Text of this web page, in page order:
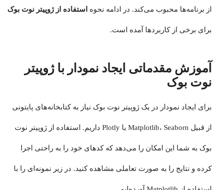
از برنامه‌ها محبوب می‌کند. در ادامه نحوه استفاده از ژوپیتر نوت بوک
برای برخی از کاربردها آمده است.
آموزش مقدماتی ایجاد نمودار با ژوپیتر
نوت بوک
برای ایجاد نمودار در یک ژوپیتر نوت بوک نیاز به کتابخانه‌های پایتونی
از قبیل Matplotlib، Seaborn یا Plotly داریم. استفاده از ژوپیتر نوت
بوک به شما این امکان را می‌دهد که کدهای خود را به راحتی اجرا
کرده و نتایج را به صورت تعاملی مشاهده کنید. در زیر نمونه‌ای را با